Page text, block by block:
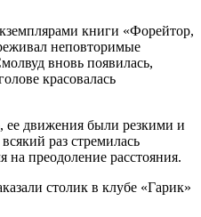
книги «Форейтор,
неповторимые
вновь появилась,
красовалась
ее движения были резкими и
раз стремилась
на преодоление расстояния.
столик в клубе «Гарик»